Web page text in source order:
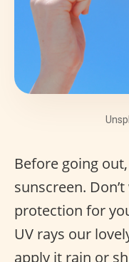
Before going out,
sunscreen.
protection for
UV rays our
apply it rain or